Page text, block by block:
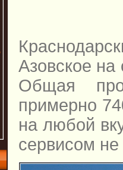
Азовское
Общая
примерно
на любой
сервисом не